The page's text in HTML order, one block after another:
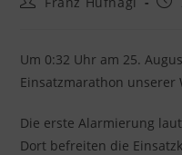
Um 0:32 Uhr am 25.
Einsatzmarathon unserer
Die erste Alarmierung
Dort befreiten die